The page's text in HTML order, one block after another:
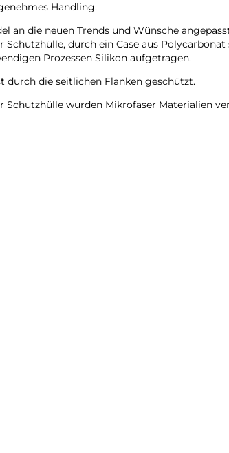
Handling.
an die neuen Trends und Wünsche
Schutzhülle, durch ein Case aus
Prozessen Silikon aufgetragen.
durch die seitlichen Flanken geschützt.
Schutzhülle wurden Mikrofaser Materialien
Smartphones verhindert.